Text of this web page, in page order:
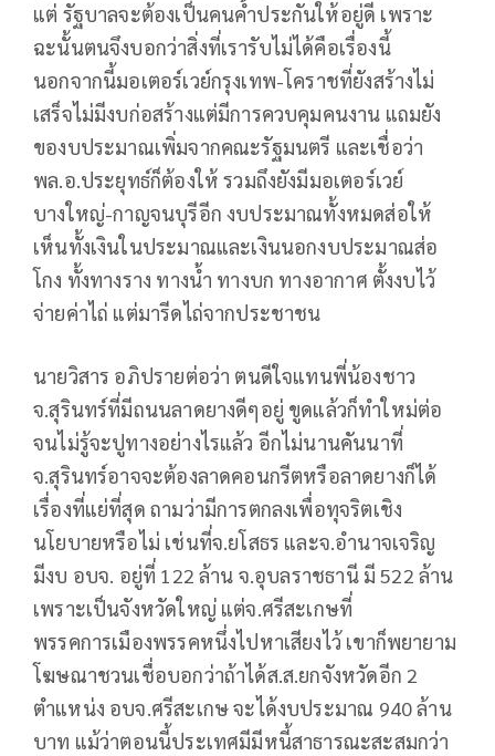
แต่ รัฐบาลจะต้องเป็นคนค้ำประกันให้อยู่ดี เพราะ
ฉะนั้นตนจึงบอกว่าสิ่งที่เรารับไม่ได้คือเรื่องนี้
นอกจากนี้มอเตอร์เวย์กรุงเทพ-โคราชที่ยังสร้างไม่
เสร็จไม่มีงบก่อสร้างแต่มีการควบคุมคนงาน แถมยัง
ของบประมาณเพิ่มจากคณะรัฐมนตรี และเชื่อว่า
พล.อ.ประยุทธ์ก็ต้องให้ รวมถึงยังมีมอเตอร์เวย์
บางใหญ่-กาญจนบุรีอีก งบประมาณทั้งหมดส่อให้
เห็นทั้งเงินในประมาณและเงินนอกงบประมาณส่อ
โกง ทั้งทางราง ทางน้ำ ทางบก ทางอากาศ ตั้งงบไว้
จ่ายค่าไถ่ แต่มารีดไถ่จากประชาชน
นายวิสาร อภิปรายต่อว่า ตนดีใจแทนพี่น้องชาว
จ.สุรินทร์ที่มีถนนลาดยางดีๆอยู่ ขูดแล้วก็ทำใหม่ต่อ
จนไม่รู้จะปูทางอย่างไรแล้ว อีกไม่นานคันนาที่
จ.สุรินทร์อาจจะต้องลาดคอนกรีตหรือลาดยางก็ได้
เรื่องที่แย่ที่สุด ถามว่ามีการตกลงเพื่อทุจริตเชิง
นโยบายหรือไม่ เช่นที่จ.ยโสธร และจ.อำนาจเจริญ
มีงบ อบจ. อยู่ที่ 122 ล้าน จ.อุบลราชธานี มี 522 ล้าน
เพราะเป็นจังหวัดใหญ่ แต่จ.ศรีสะเกษที่
พรรคการเมืองพรรคหนึ่งไปหาเสียงไว้ เขาก็พยายาม
โฆษณาชวนเชื่อบอกว่าถ้าได้ส.ส.ยกจังหวัดอีก 2
ตำแหน่ง อบจ.ศรีสะเกษ จะได้งบประมาณ 940 ล้าน
บาท แม้ว่าตอนนี้ประเทศมีมีหนี้สาธารณะสะสมกว่า